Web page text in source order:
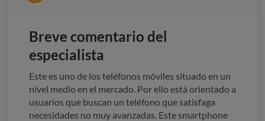
Breve comentario del
especialista
Este es uno de los teléfonos móviles situado en un
nivel medio en el mercado. Por ello está orientado a
usuarios que buscan un teléfono que satisfaga
necesidades no muy avanzadas. Este smartphone